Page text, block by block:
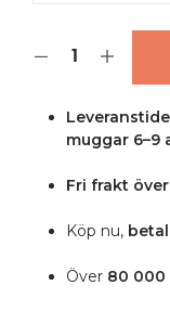
muggar 6–9
Fri frakt
Köp nu,
Över 80 000